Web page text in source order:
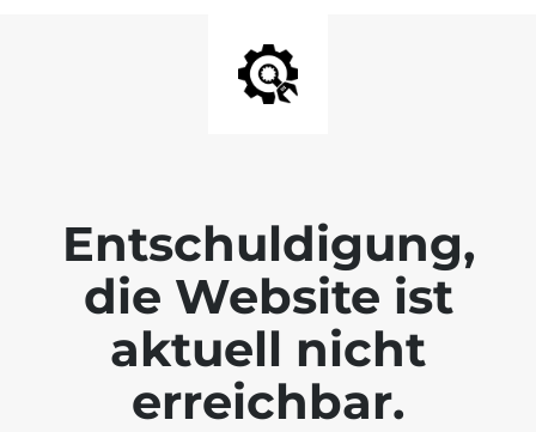
Entschuldigung,
die Website ist
aktuell nicht
erreichbar.